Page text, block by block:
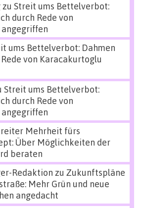
zu Streit ums Bettelverbot:
durch Rede von
ums Bettelverbot: Dahmen
von Karacakurtoglu
Streit ums Bettelverbot:
durch Rede von
Mehrheit fürs
Über Möglichkeiten der
beraten
Redaktion zu Zukunftspläne
Mehr Grün und neue
angedacht